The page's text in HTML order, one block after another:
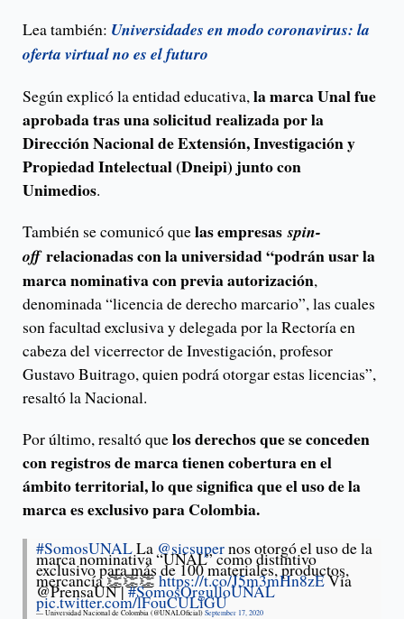
Lea también: Universidades en modo coronavirus: la
oferta virtual no es el futuro
Según explicó la entidad educativa,la marca Unal fue
aprobada tras una solicitud realizada por la
Dirección Nacional de Extensión, Investigación y
Propiedad Intelectual (Dneipi) junto con
Unimedios.
También se comunicó quelas empresas spin-
offrelacionadas con la universidad “podrán usar la
marca nominativa con previa autorización,
denominada “licencia de derecho marcario”, las cuales
son facultad exclusiva y delegada por la Rectoría en
cabeza del vicerrector de Investigación, profesor
Gustavo Buitrago, quien podrá otorgar estas licencias”,
resaltó la Nacional.
Por último, resaltó quelos derechos que se conceden
con registros de marca tienen cobertura en el
ámbito territorial, lo que significa que el uso de la
marca es exclusivo para Colombia.
#SomosUNALLa @sicsupernos otorgó el uso de la
marca nominativa “UNAL” como distintivo
exclusivo para más de 100 materiales, productos,
mercancía 👏👏👏https://t.co/J5m3mHn8zEVía
@PrensaUN |#SomosOrgulloUNAL
pic.twitter.com/lFouCULiGU
— Universidad Nacional de Colombia (@UNALOficial) September 17, 2020